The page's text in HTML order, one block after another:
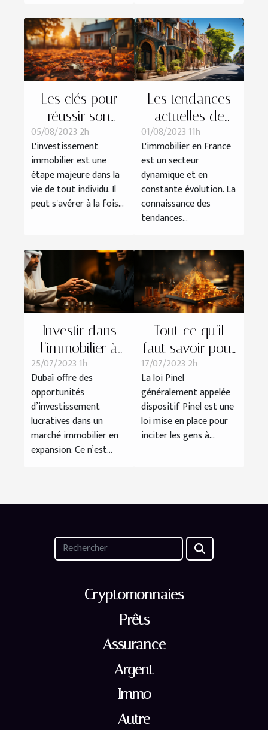
Les clés pour
réussir son
premier
investissement
immobilier
05/08/2023 2h
L'investissement
immobilier est une
étape majeure dans la
vie de tout individu. Il
peut s'avérer à la fois...
Les tendances
actuelles de
l'immobilier en
France
01/08/2023 11h
L'immobilier en France
est un secteur
dynamique et en
constante évolution. La
connaissance des
tendances...
Investir dans
l’immobilier à
Dubaï : tout
savoir
25/07/2023 1h
Dubaï offre des
opportunités
d’investissement
lucratives dans un
marché immobilier en
expansion. Ce n’est...
Tout ce qu’il
faut savoir pour
investir en Pinel
17/07/2023 2h
La loi Pinel
généralement appelée
dispositif Pinel est une
loi mise en place pour
inciter les gens à...
Cryptomonnaies
Prêts
Assurance
Argent
Immo
Autre